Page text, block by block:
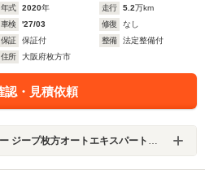
年式 2020年 走行 5.2万km
車検
'27/03 修復
なし
保証
保証付 整備
法定整備付
住所
大阪府枚方市
認・見積依頼
ープ枚方オートエキスパートセンター